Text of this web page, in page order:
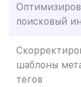
поисковый
шаблоны
тегов